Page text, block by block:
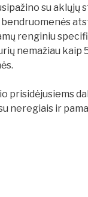
su aklųjų
renginiu
nemažiau kaip
prisidėjusiems
neregiais ir